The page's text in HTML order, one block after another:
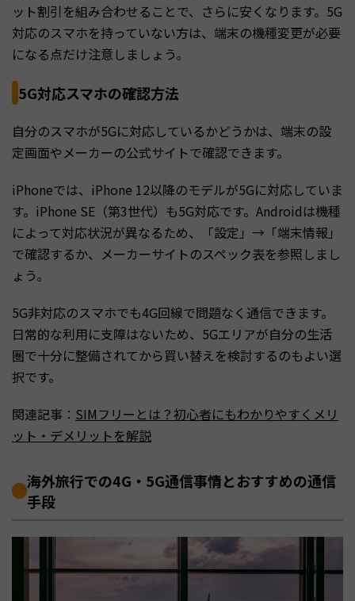
ット割引を組み合わせることで、さらに安くなります。5G
対応のスマホを持っていない方は、端末の機種変更が必要
になる点だけ注意しましょう。
5G対応スマホの確認方法
自分のスマホが5Gに対応しているかどうかは、端末の設
定画面やメーカーの公式サイトで確認できます。
iPhoneでは、iPhone 12以降のモデルが5Gに対応していま
す。iPhone SE（第3世代）も5G対応です。Androidは機種
によって対応状況が異なるため、「設定」→「端末情報」
で確認するか、メーカーサイトのスペック表を参照しまし
ょう。
5G非対応のスマホでも4G回線で問題なく通信できます。
日常的な利用に支障はないため、5Gエリアが自分の生活
圏で十分に整備されてから買い替えを検討するのもよい選
択です。
関連記事： SIMフリーとは？初心者にもわかりやすくメリ
ット・デメリットを解説
海外旅行での4G・5G通信事情とおすすめの通信
手段